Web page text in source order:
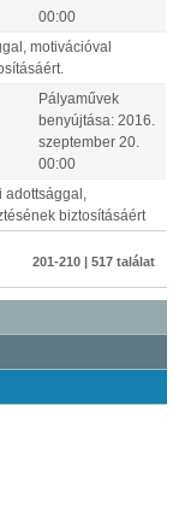
00:00
motivációval
Pályaművek
benyújtása: 2016.
szeptember 20
00:00
biztosításáért
201-210 | 517 találat